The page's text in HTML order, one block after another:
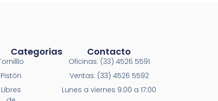
Categorias
Pistón
Libres
Contacto
Oficinas: (33) 4526 5591
Ventas: (33) 4526 5592
Lunes a viernes 9:00 a 17:00